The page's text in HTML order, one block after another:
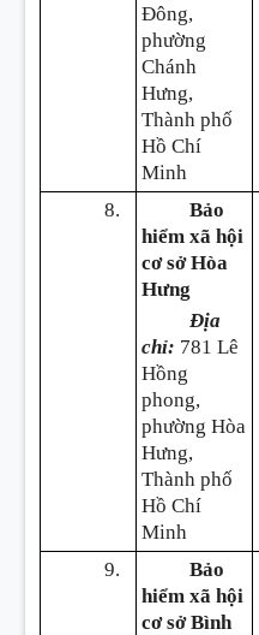
Đông,
phường
Chánh
Hưng,
Thành phố
Hồ Chí
Minh
8.
Bảo
hiểm xã hội
cơ sở Hòa
Hưng
Địa
chỉ: 781 Lê
Hồng
phong,
phường Hòa
Hưng,
Thành phố
Hồ Chí
Minh
9.
Bảo
hiểm xã hội
cơ sở Bình